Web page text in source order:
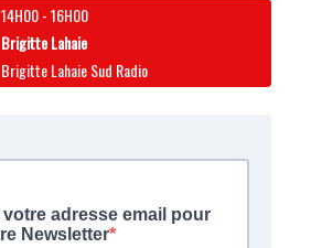
14H00-16H00
Brigitte Lahaie
Brigitte Lahaie Sud Radio